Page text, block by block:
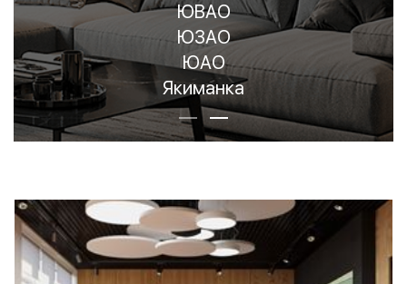
Патриаршие пруды
Пресненский
САО
СВАО